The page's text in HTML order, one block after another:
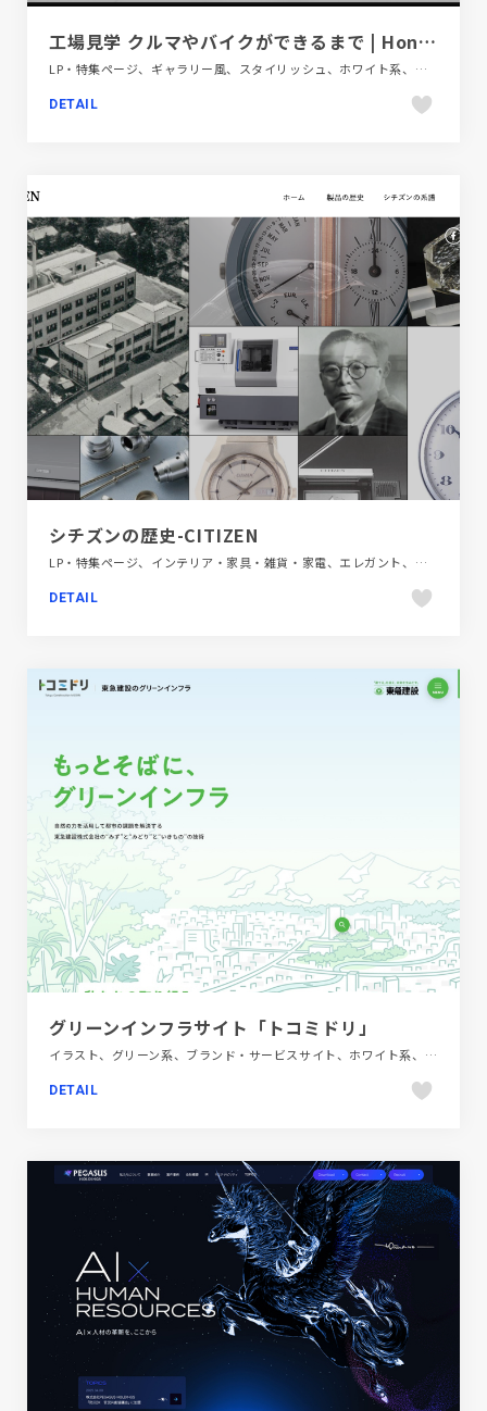
工場見学 クルマやバイクができるまで | Honda 企業情報サイト
LP・特集ページ、ギャラリー風、スタイリッシュ、ホワイト系、ポップ、自動車・乗り物・交通
DETAIL
シチズンの歴史-CITIZEN
LP・特集ページ、インテリア・家具・雑貨・家電、エレガント、カラフル、スクロールエフェクト、ファッション・ビューティー、ホワイト系、動画が流れる、大きめ写真
DETAIL
グリーンインフラサイト「トコミドリ」
イラスト、グリーン系、ブランド・サービスサイト、ホワイト系、建設・住宅・不動産、手書き・ハンドメイド、第一次産業・SDGs・地方創生
DETAIL